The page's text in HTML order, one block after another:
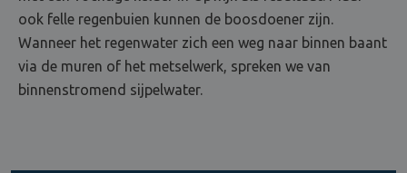
ook felle regenbuien kunnen de boosdoener zijn.
Wanneer het regenwater zich een weg naar binnen baant
via de muren of het metselwerk, spreken we van
binnenstromend sijpelwater.